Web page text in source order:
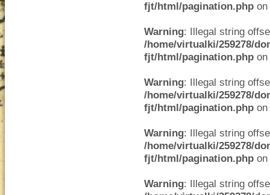
fjt/html/pagination.php
Warning: Illegal string
/home/virtualki/259278/
fjt/html/pagination.php
Warning: Illegal string
/home/virtualki/259278/
fjt/html/pagination.php
Warning: Illegal string
/home/virtualki/259278/
fjt/html/pagination.php
Warning: Illegal string